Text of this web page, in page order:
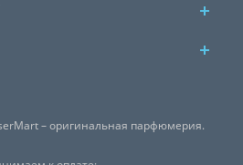
– оригинальная парфюмерия.